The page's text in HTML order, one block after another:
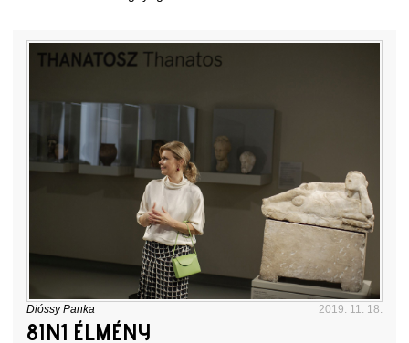
Dióssy Panka 2019. 11. 18.
8IN1 ÉLMÉNY